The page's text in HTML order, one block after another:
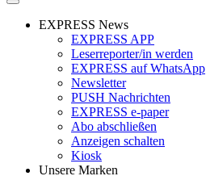
EXPRESS News
EXPRESS APP
Leserreporter/in werden
EXPRESS auf WhatsApp
Newsletter
PUSH Nachrichten
EXPRESS e-paper
Abo abschließen
Anzeigen schalten
Kiosk
Unsere Marken